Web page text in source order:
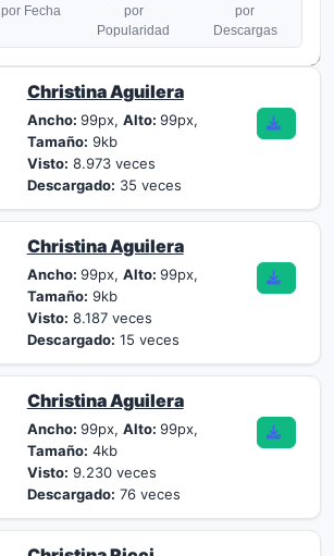
por Fecha
por
Popularidad
por
Descargas
Christina Aguilera
Ancho: 99px, Alto: 99px,
Tamaño: 9kb
Visto: 8.973 veces
Descargado: 35 veces
Christina Aguilera
Ancho: 99px, Alto: 99px,
Tamaño: 9kb
Visto: 8.187 veces
Descargado: 15 veces
Christina Aguilera
Ancho: 99px, Alto: 99px,
Tamaño: 4kb
Visto: 9.230 veces
Descargado: 76 veces